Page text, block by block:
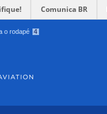
o rodapé 4
Comunica BR